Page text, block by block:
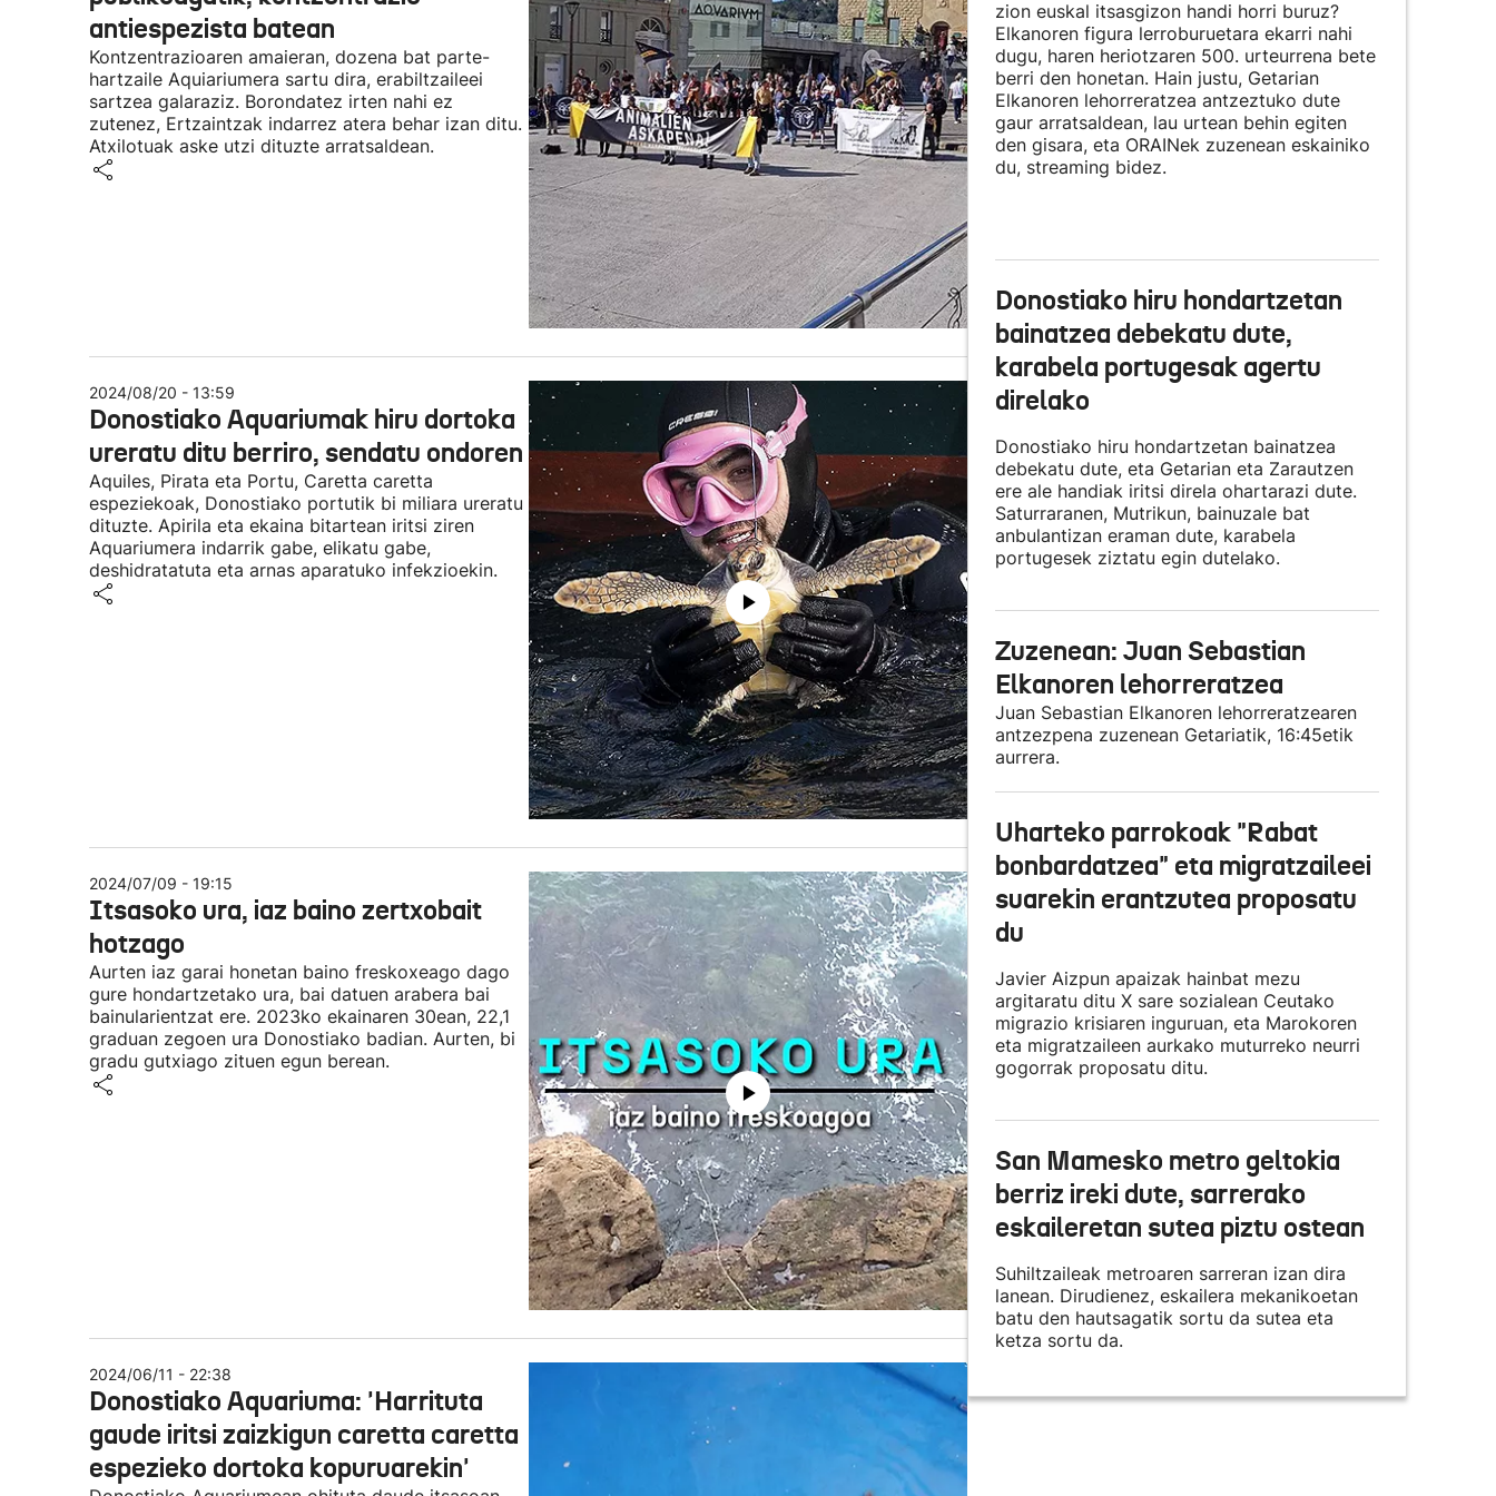
antiespezista batean
Kontzentrazioaren amaieran, dozena bat parte-
hartzaile Aquiariumera sartu dira, erabiltzaileei
sartzea galaraziz. Borondatez irten nahi ez
zutenez, Ertzaintzak indarrez atera behar izan ditu.
Atxilotuak aske utzi dituzte arratsaldean.
2024/08/20 - 13:59
Donostiako Aquariumak hiru dortoka
ureratu ditu berriro, sendatu ondoren
Aquiles, Pirata eta Portu, Caretta caretta
espeziekoak, Donostiako portutik bi miliara ureratu
dituzte. Apirila eta ekaina bitartean iritsi ziren
Aquariumera indarrik gabe, elikatu gabe,
deshidratatuta eta arnas aparatuko infekzioekin.
2024/07/09 - 19:15
Itsasoko ura, iaz baino zertxobait
hotzago
Aurten iaz garai honetan baino freskoxeago dago
gure hondartzetako ura, bai datuen arabera bai
bainularientzat ere. 2023ko ekainaren 30ean, 22,1
graduan zegoen ura Donostiako badian. Aurten, bi
gradu gutxiago zituen egun berean.
2024/06/11 - 22:38
Donostiako Aquariuma: 'Harrituta
gaude iritsi zaizkigun caretta caretta
espezieko dortoka kopuruarekin'
zion euskal itsasgizon handi horri buruz?
Elkanoren figura lerroburuetara ekarri nahi
dugu, haren heriotzaren 500. urteurrena bete
berri den honetan. Hain justu, Getarian
Elkanoren lehorreratzea antzeztuko dute
gaur arratsaldean, lau urtean behin egiten
den gisara, eta ORAINek zuzenean eskainiko
du, streaming bidez.
Donostiako hiru hondartzetan
bainatzea debekatu dute,
karabela portugesak agertu
direlako
Donostiako hiru hondartzetan bainatzea
debekatu dute, eta Getarian eta Zarautzen
ere ale handiak iritsi direla ohartarazi dute.
Saturraranen, Mutrikun, bainuzale bat
anbulantizan eraman dute, karabela
portugesek ziztatu egin dutelako.
Zuzenean: Juan Sebastian
Elkanoren lehorreratzea
Juan Sebastian Elkanoren lehorreratzearen
antzezpena zuzenean Getariatik, 16:45etik
aurrera.
Uharteko parrokoak "Rabat
bonbardatzea" eta migratzaileei
suarekin erantzutea proposatu
du
Javier Aizpun apaizak hainbat mezu
argitaratu ditu X sare sozialean Ceutako
migrazio krisiaren inguruan, eta Marokoren
eta migratzaileen aurkako muturreko neurri
gogorrak proposatu ditu.
San Mamesko metro geltokia
berriz ireki dute, sarrerako
eskaileretan sutea piztu ostean
Suhiltzaileak metroaren sarreran izan dira
lanean. Dirudienez, eskailera mekanikoetan
batu den hautsagatik sortu da sutea eta
ketza sortu da.